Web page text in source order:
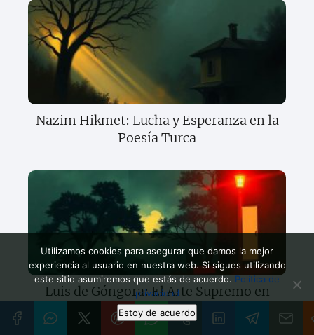
Nazim Hikmet: Lucha y Esperanza en la
Poesía Turca
Luis de Góngora: El Arte Supremo en
Versos Barrocos
Utilizamos cookies para asegurar que damos la mejor
experiencia al usuario en nuestra web. Si sigues utilizando
este sitio asumiremos que estás de acuerdo.Política de
privacidad
Estoy de acuerdo